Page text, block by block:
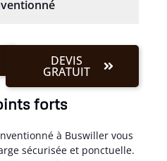
DEVIS
GRATUIT
forts
à Buswiller vous
sécurisée et ponctuelle.